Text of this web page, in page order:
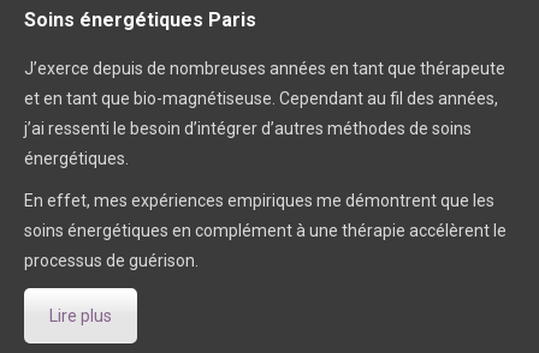
Soins énergétiques Paris
J’exerce depuis de nombreuses années en tant que thérapeute
et en tant que bio-magnétiseuse. Cependant au fil des années,
j’ai ressenti le besoin d’intégrer d’autres méthodes de soins
énergétiques.
En effet, mes expériences empiriques me démontrent que les
soins énergétiques en complément à une thérapie accélèrent le
processus de guérison.
Lire plus